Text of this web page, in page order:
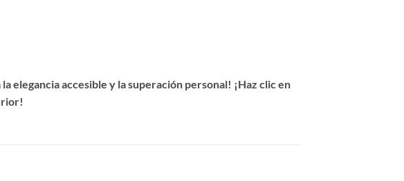
elegancia accesible y la superación personal! ¡Haz clic en